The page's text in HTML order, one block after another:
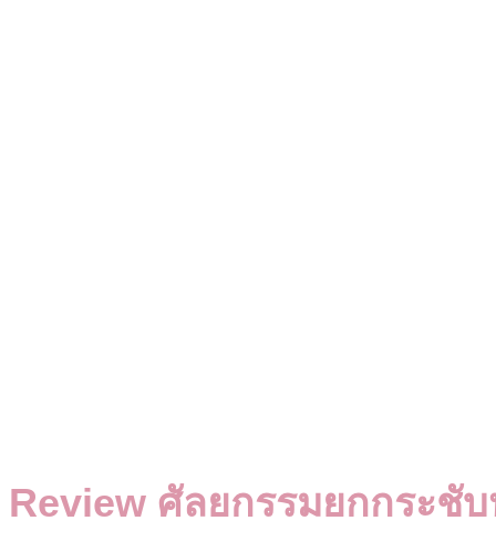
Review ศัลยกรรมยกกระชั